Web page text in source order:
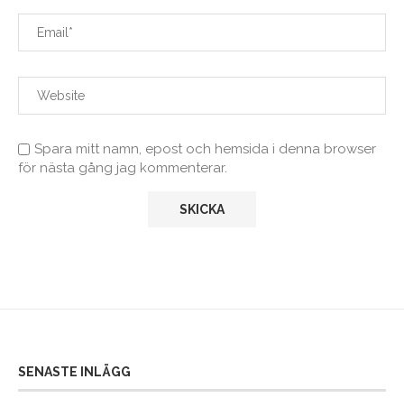
Spara mitt namn, epost och hemsida i denna browser
för nästa gång jag kommenterar.
SENASTE INLÄGG